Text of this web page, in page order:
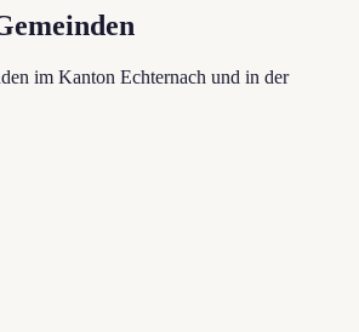
im Kanton Echternach und in der